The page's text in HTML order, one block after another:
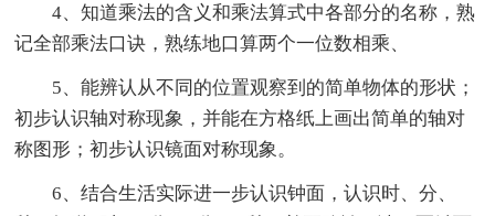
4、知道乘法的含义和乘法算式中各部分的名称，熟
记全部乘法口诀，熟练地口算两个一位数相乘、
5、能辨认从不同的位置观察到的简单物体的形状；
初步认识轴对称现象，并能在方格纸上画出简单的轴对
称图形；初步认识镜面对称现象。
6、结合生活实际进一步认识钟面，认识时、分、